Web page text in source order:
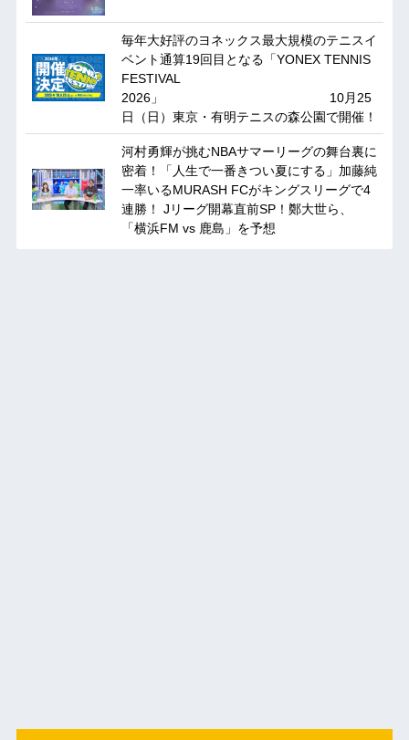
毎年大好評のヨネックス最大規模のテニスイ
ベント通算19回目となる「YONEX TENNIS
FESTIVAL
2026」 10月25
日（日）東京・有明テニスの森公園で開催！
河村勇輝が挑むNBAサマーリーグの舞台裏に
密着！「人生で一番きつい夏にする」加藤純
一率いるMURASH FCがキングスリーグで4
連勝！ Jリーグ開幕直前SP！鄭大世ら、
「横浜FM vs 鹿島」を予想